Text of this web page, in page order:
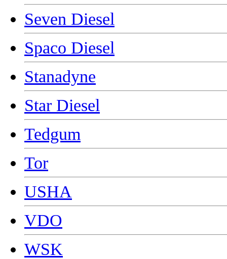
Seven Diesel
Spaco Diesel
Stanadyne
Star Diesel
Tedgum
Tor
USHA
VDO
WSK